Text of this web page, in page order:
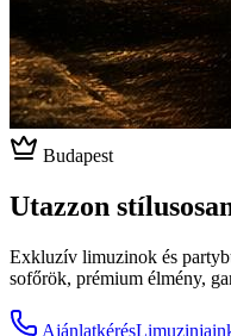
Budapest
Utazzon
Exkluzív limuzinok és
sofőrök, prémium élmény,
Ajánlatkérés